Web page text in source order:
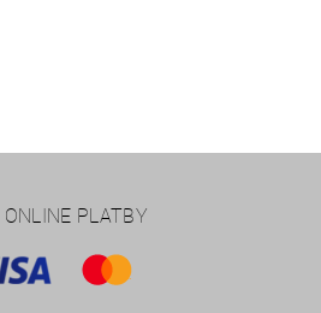
PLATBY